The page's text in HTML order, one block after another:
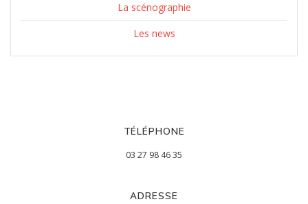
La scénographie
Les news
TÉLÉPHONE
03 27 98 46 35
ADRESSE